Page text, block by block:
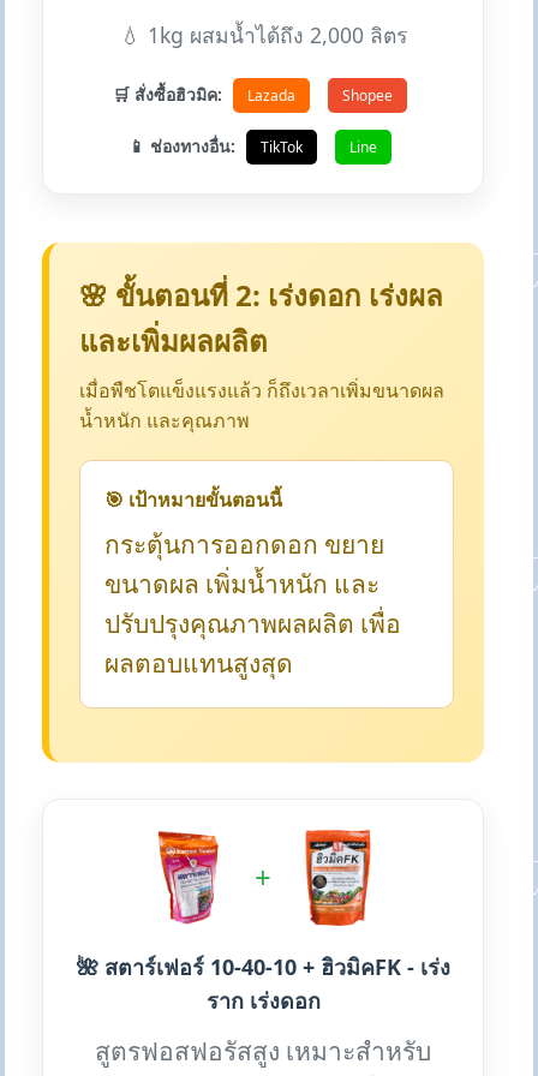
💧 1kg ผสมน้ำได้ถึง 2,000 ลิตร
🛒 สั่งซื้อฮิวมิค: Lazada Shopee
📱 ช่องทางอื่น: TikTok Line
🌸 ขั้นตอนที่ 2: เร่งดอก เร่งผล
และเพิ่มผลผลิต
เมื่อพืชโตแข็งแรงแล้ว ก็ถึงเวลาเพิ่มขนาดผล
น้ำหนัก และคุณภาพ
🎯 เป้าหมายขั้นตอนนี้
กระตุ้นการออกดอก ขยาย
ขนาดผล เพิ่มน้ำหนัก และ
ปรับปรุงคุณภาพผลผลิต เพื่อ
ผลตอบแทนสูงสุด
+
🌺 สตาร์เฟอร์ 10-40-10 + ฮิวมิคFK - เร่ง
ราก เร่งดอก
สูตรฟอสฟอรัสสูง เหมาะสำหรับ